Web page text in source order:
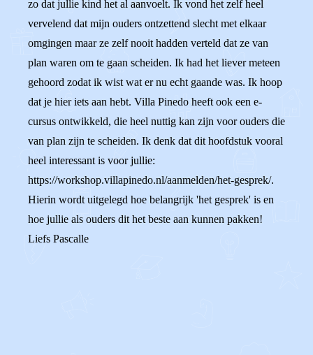
zo dat jullie kind het al aanvoelt. Ik vond het zelf heel
vervelend dat mijn ouders ontzettend slecht met elkaar
omgingen maar ze zelf nooit hadden verteld dat ze van
plan waren om te gaan scheiden. Ik had het liever meteen
gehoord zodat ik wist wat er nu echt gaande was. Ik hoop
dat je hier iets aan hebt. Villa Pinedo heeft ook een e-
cursus ontwikkeld, die heel nuttig kan zijn voor ouders die
van plan zijn te scheiden. Ik denk dat dit hoofdstuk vooral
heel interessant is voor jullie:
https://workshop.villapinedo.nl/aanmelden/het-gesprek/.
Hierin wordt uitgelegd hoe belangrijk 'het gesprek' is en
hoe jullie als ouders dit het beste aan kunnen pakken!
Liefs Pascalle